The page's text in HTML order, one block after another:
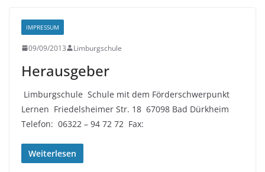
IMPRESSUM
09/09/2013 Limburgschule
Herausgeber
Limburgschule Schule mit dem Förderschwerpunkt
Lernen Friedelsheimer Str. 18 67098 Bad Dürkheim
Telefon: 06322 – 94 72 72 Fax:
Weiterlesen